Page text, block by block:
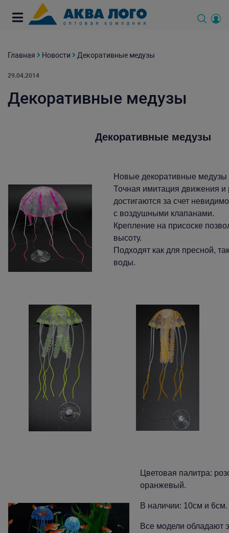
Главная Новости Декоративные медузы
29.04.2014
Декоративные медузы
Декоративные медузы
Новые декоративные медузы
Точная имитация движения и
достигаются за счет
с воздушными клапанами.
Крепление на присоске
высоту.
Подходят как для пресной,
воды.
Цветовая палитра:
оранжевый.
В наличии: 10см и 6см.
Все модели обладают